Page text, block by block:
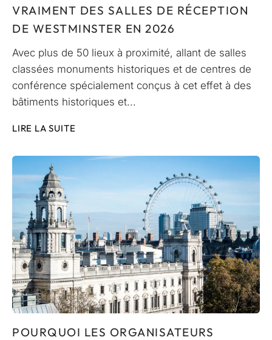
VRAIMENT DES SALLES DE RÉCEPTION
DE WESTMINSTER EN 2026
Avec plus de 50 lieux à proximité, allant de salles
classées monuments historiques et de centres de
conférence spécialement conçus à cet effet à des
bâtiments historiques et...
LIRE LA SUITE
POURQUOI LES ORGANISATEURS